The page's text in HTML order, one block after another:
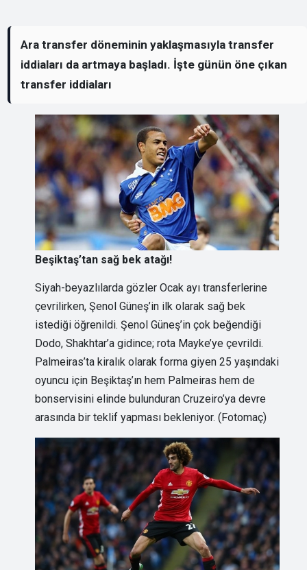
Ara transfer döneminin yaklaşmasıyla transfer
iddiaları da artmaya başladı. İşte günün öne çıkan
transfer iddiaları
Beşiktaş’tan sağ bek atağı!
Siyah-beyazlılarda gözler Ocak ayı transferlerine
çevrilirken, Şenol Güneş’in ilk olarak sağ bek
istediği öğrenildi. Şenol Güneş’in çok beğendiği
Dodo, Shakhtar’a gidince; rota Mayke’ye çevrildi.
Palmeiras’ta kiralık olarak forma giyen 25 yaşındaki
oyuncu için Beşiktaş’ın hem Palmeiras hem de
bonservisini elinde bulunduran Cruzeiro’ya devre
arasında bir teklif yapması bekleniyor. (Fotomaç)